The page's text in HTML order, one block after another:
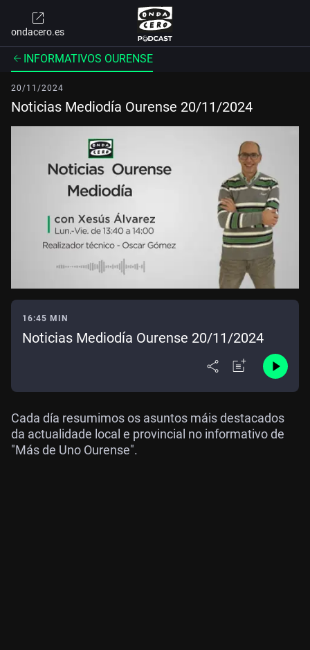
ondacero.es
INFORMATIVOS OURENSE
20/11/2024
Noticias Mediodía Ourense 20/11/2024
16:45 MIN
Noticias Mediodía Ourense 20/11/2024
Cada día resumimos os asuntos máis destacados
da actualidade local e provincial no informativo de
"Más de Uno Ourense".